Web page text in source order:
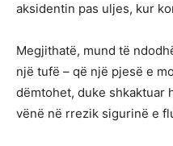
aksidentin pas uljes, kur
Megjithatë, mund të
një tufë – që një pjesë e
dëmtohet, duke shkaktuar
vënë në rrezik sigurinë e